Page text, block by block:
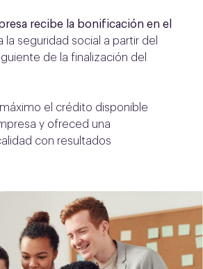
recibe la bonificación en el
la seguridad social a partir del
de la finalización del
el crédito disponible
y ofreced una
con resultados